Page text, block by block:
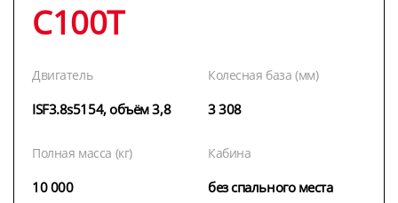
C100T
Двигатель
ISF3.8s5154, объём 3,8
Колесная база (мм)
3 308
Полная масса (кг)
10 000
Кабина
без спального места